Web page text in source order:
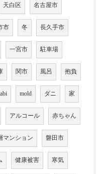
天白区 名古屋市
市 冬 長久手市
一宮市 駐車場
関市 風呂 抱負
mold ダニ 家
アルコール 赤ちゃん
マンション 磐田市
健康被害 寒気